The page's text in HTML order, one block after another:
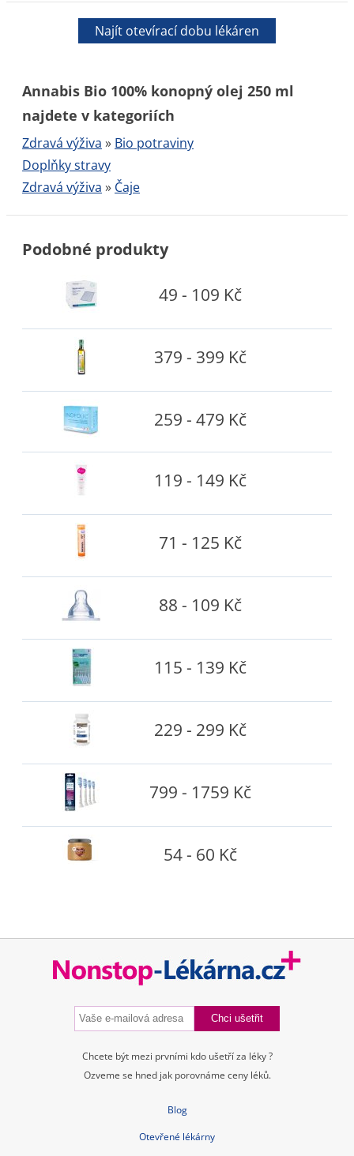
Najít otevírací dobu lékáren
Annabis Bio 100% konopný olej 250 ml
najdete v kategoriích
Zdravá výživa » Bio potraviny
Doplňky stravy
Zdravá výživa » Čaje
Podobné produkty
49 - 109 Kč
379 - 399 Kč
259 - 479 Kč
119 - 149 Kč
71 - 125 Kč
88 - 109 Kč
115 - 139 Kč
229 - 299 Kč
799 - 1759 Kč
54 - 60 Kč
Chcete být mezi prvními kdo ušetří za léky ?
Ozveme se hned jak porovnáme ceny léků.
Blog
Otevřené lékárny